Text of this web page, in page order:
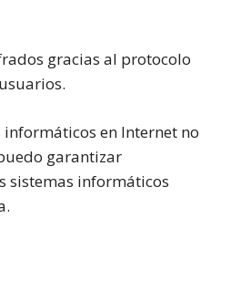
gracias al protocolo
en Internet no
garantizar
sistemas informáticos